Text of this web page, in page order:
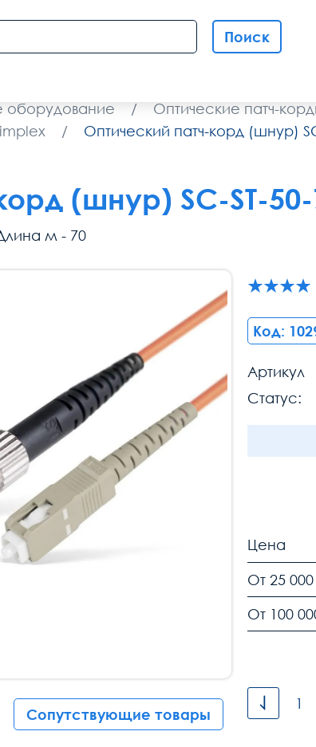
Поиск
оборудование / Оптические патч-
/ Оптический патч-корд (шнур)
(шнур) SC-ST-
м - 70
Сопутствующие товары
Код:
Артикул
Статус:
Цена
От 25 000
От 100